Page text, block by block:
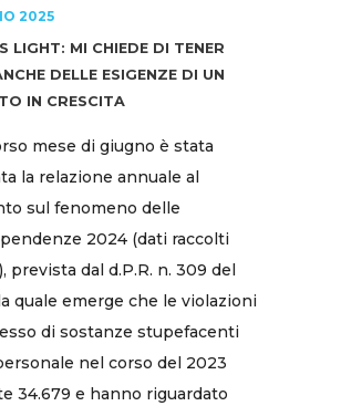
2025
LIGHT: MI CHIEDE DI TENER
DELLE ESIGENZE DI UN
IN CRESCITA
mese di giugno è stata
la relazione annuale al
sul fenomeno delle
2024 (dati raccolti
prevista dal d.P.R. n. 309 del
quale emerge che le violazioni
di sostanze stupefacenti
nel corso del 2023
34.679 e hanno riguardato